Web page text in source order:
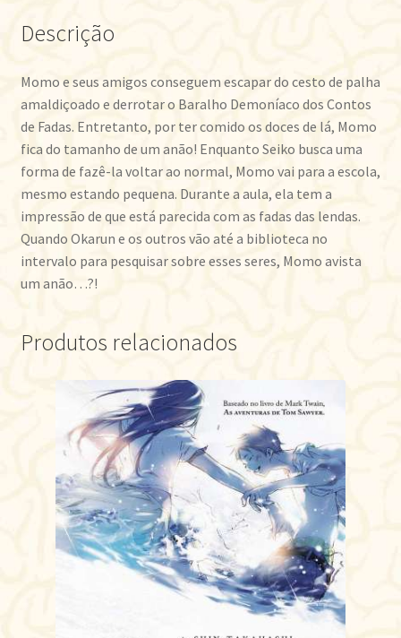
Descrição
Momo e seus amigos conseguem escapar do cesto de palha
amaldiçoado e derrotar o Baralho Demoníaco dos Contos
de Fadas. Entretanto, por ter comido os doces de lá, Momo
fica do tamanho de um anão! Enquanto Seiko busca uma
forma de fazê-la voltar ao normal, Momo vai para a escola,
mesmo estando pequena. Durante a aula, ela tem a
impressão de que está parecida com as fadas das lendas.
Quando Okarun e os outros vão até a biblioteca no
intervalo para pesquisar sobre esses seres, Momo avista
um anão…?!
Produtos relacionados